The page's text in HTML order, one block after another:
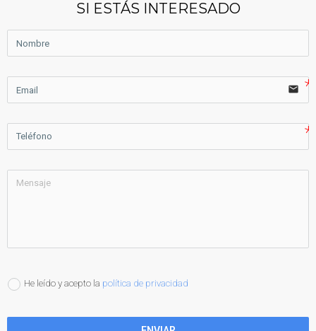
SI ESTÁS INTERESADO
email
He leído y acepto la política de privacidad